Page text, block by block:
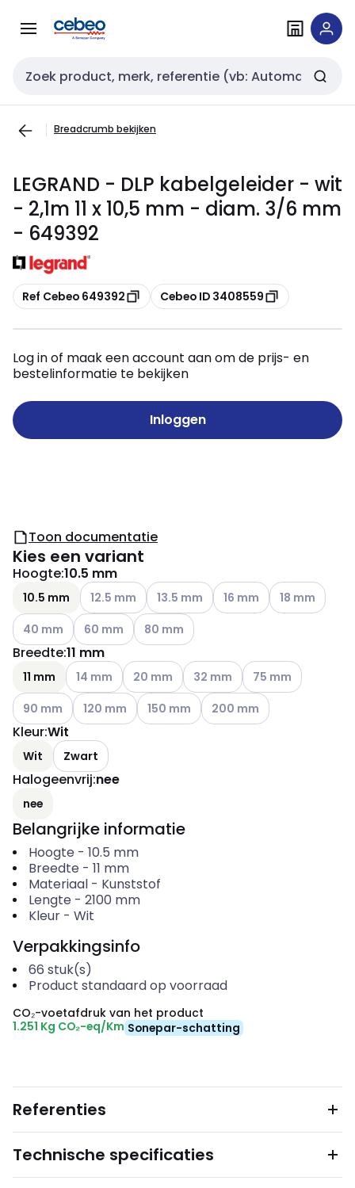
naar
naar
Zoekveld invoer
Breadcrumb bekijken
LEGRAND - DLP kabelgeleider - wit
- 2,1m 11 x 10,5 mm - diam. 3/6 mm
- 649392
Kopiëren
Ref Cebeo 649392 Kopiëren
Cebeo ID 3408559
Log in of maak een account aan om de prijs- en
bestelinformatie te bekijken
Inloggen
Toon documentatie
Kies een variant
Hoogte:10.5 mm
10.5 mm Andere varianten (Huidige combinatie niet
12.5 mm Andere varianten (Huidige
13.5 mm Andere varianten
16 mm Andere
18 mm
Andere varianten (Huidige combinatie niet mogelijk)
40 mm Andere varianten (Huidige combinatie niet
60 mm Andere varianten (Huidige combinatie
80 mm
Breedte:11 mm
11 mm Andere varianten (Huidige combinatie niet mogelijk)
14 mm Andere varianten (Huidige combinatie
20 mm Andere varianten (Huidige
32 mm Andere varianten
75 mm
Andere varianten (Huidige combinatie niet mogelijk)
90 mm Andere varianten (Huidige combinatie niet
120 mm Andere varianten (Huidige combinatie
150 mm Andere varianten (Huidige
200 mm
Kleur:Wit
Wit Zwart
Halogeenvrij:nee
nee
Belangrijke informatie
Hoogte - 10.5 mm
Breedte - 11 mm
Materiaal- Kunststof
Lengte - 2100 mm
Kleur- Wit
Verpakkingsinfo
66 stuk(s)
Product standaard op voorraad
CO₂-voetafdruk van het product
1.251 Kg CO₂-eq/Km Sonepar-schatting
Referenties
Technische specificaties